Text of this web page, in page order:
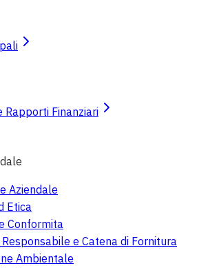
Rapporti Finanziari
Aziendale
Etica
Conformita
e Catena di Fornitura
Ambientale